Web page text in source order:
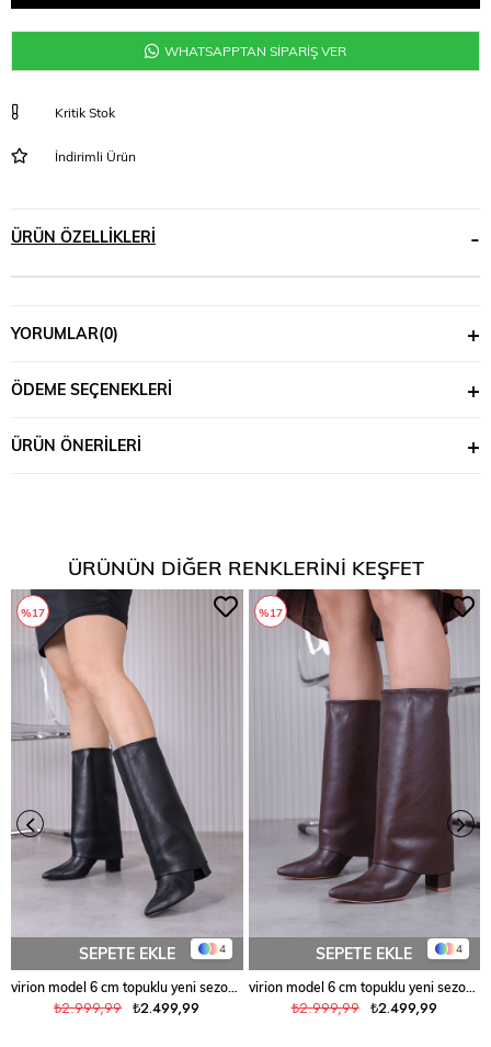
WHATSAPPTAN SİPARİŞ VER
Kritik Stok
İndirimli Ürün
ÜRÜN ÖZELLIKLERI
YORUMLAR(0)
ÖDEME SEÇENEKLERI
ÜRÜN ÖNERILERI
ÜRÜNÜN DIĞER RENKLERINI KEŞFET
4
SEPETE EKLE
virion model 6 cm topuklu yeni sezon çizme SIYAH
₺2.499,99
₺2.999,99
%17
4
SEPETE EKLE
virion model 6 cm topuklu yeni sezon çizme KAHVE
₺2.499,99
₺2.999,99
%17